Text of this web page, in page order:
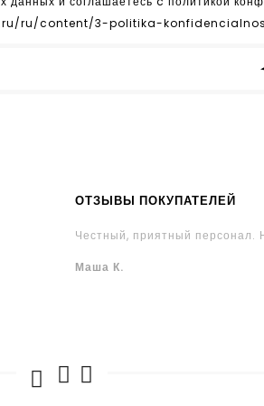
ru/content/3-politika-
ОТЗЫВЫ ПОКУПАТЕЛЕЙ
Честный, приятный персонал.
Маша К.